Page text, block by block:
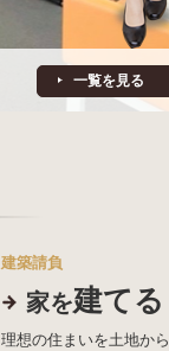
一覧を見る
建築請負
家を建てる
理想の住まいを土地から